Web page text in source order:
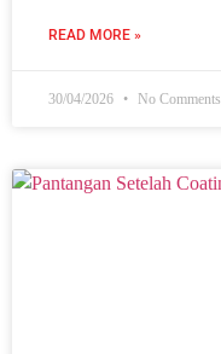
READ MORE »
30/04/2026 No Comments